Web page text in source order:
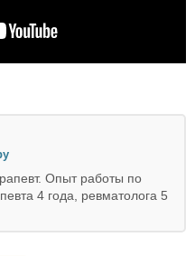
Опыт работы по
4 года, ревматолога 5